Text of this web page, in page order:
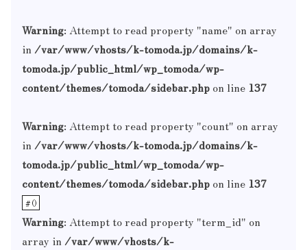
Warning: Attempt to read property "name" on array
in /var/www/vhosts/k-tomoda.jp/domains/k-
tomoda.jp/public_html/wp_tomoda/wp-
content/themes/tomoda/sidebar.php on line 137
Warning: Attempt to read property "count" on array
in /var/www/vhosts/k-tomoda.jp/domains/k-
tomoda.jp/public_html/wp_tomoda/wp-
content/themes/tomoda/sidebar.php on line 137
# ()
Warning: Attempt to read property "term_id" on
array in /var/www/vhosts/k-